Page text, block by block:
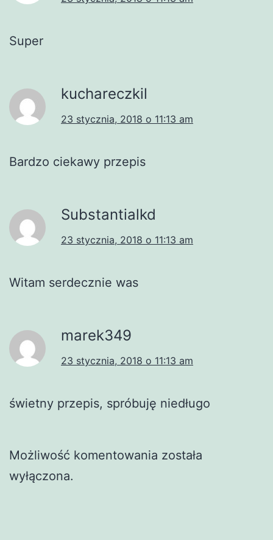
Super
kuchareczkil
23 stycznia, 2018 o 11:13 am
Bardzo ciekawy przepis
Substantialkd
23 stycznia, 2018 o 11:13 am
Witam serdecznie was
marek349
23 stycznia, 2018 o 11:13 am
świetny przepis, spróbuję niedługo
Możliwość komentowania została
wyłączona.